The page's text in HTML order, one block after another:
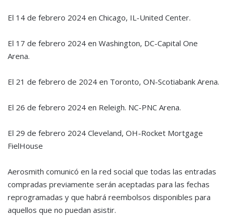
El 14 de febrero 2024 en Chicago, IL-United Center.
El 17 de febrero 2024 en Washington, DC-Capital One
Arena.
El 21 de febrero de 2024 en Toronto, ON-Scotiabank Arena.
El 26 de febrero 2024 en Releigh. NC-PNC Arena.
El 29 de febrero 2024 Cleveland, OH-Rocket Mortgage
FielHouse
Aerosmith comunicó en la red social que todas las entradas
compradas previamente serán aceptadas para las fechas
reprogramadas y que habrá reembolsos disponibles para
aquellos que no puedan asistir.